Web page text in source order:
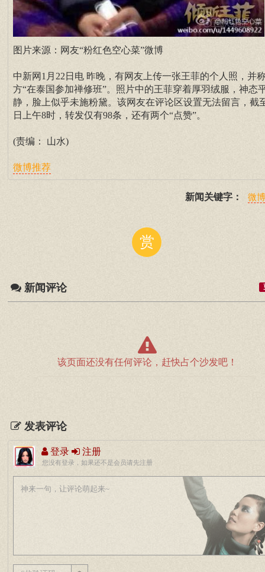
图片来源：网友“粉红色空心菜”微博
中新网1月22日电 昨晚，有网友上传一张王菲的个人照，并
方“在泰国参加禅修班”。照片中的王菲穿着厚羽绒服，神态
静，脸上似乎未施粉黛。该网友在评论区设置无法留言，截
日上午8时，转发仅有98条，还有两个“点赞”。
(责编： 山水)
微博推荐
新闻关键字： 微
赏
新闻评论
该页面还没有任何评论，赶快占个沙发吧！
发表评论
登录 注册
您没有登录，如果还不是会员请先注册